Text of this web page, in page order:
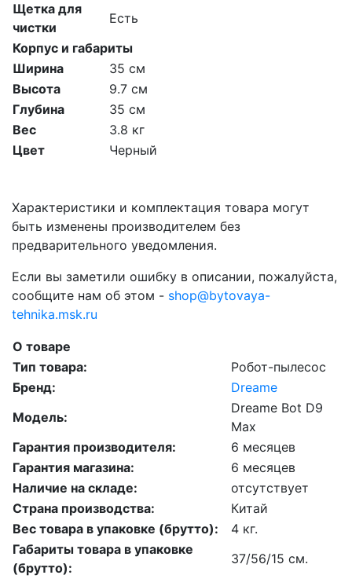
Щетка для
чистки
Есть
Корпус и габариты
Ширина
35 см
Высота
9.7 см
Глубина
35 см
Вес
3.8 кг
Цвет
Черный
Характеристики и комплектация товара могут
быть изменены производителем без
предварительного уведомления.
Если вы заметили ошибку в описании, пожалуйста,
сообщите нам об этом - shop@bytovaya-
tehnika.msk.ru
О товаре
Тип товара:
Робот-пылесос
Бренд:
Dreame
Модель:
Dreame Bot D9
Max
Гарантия производителя:
6 месяцев
Гарантия магазина:
6 месяцев
Наличие на складе:
отсутствует
Страна производства:
Китай
Вес товара в упаковке (брутто):
4 кг.
Габариты товара в упаковке
(брутто):
37/56/15 см.